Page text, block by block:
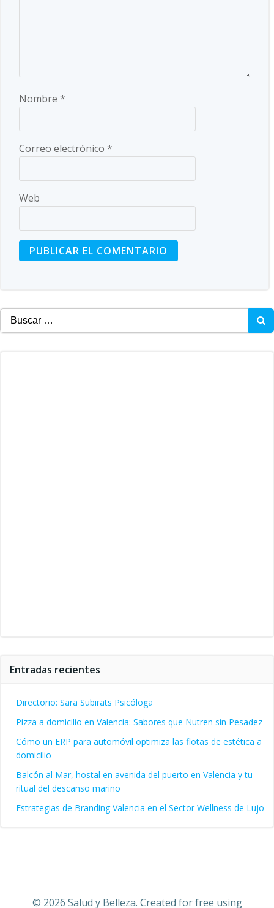
Nombre *
Correo electrónico *
Web
Buscar:
Entradas recientes
Directorio: Sara Subirats Psicóloga
Pizza a domicilio en Valencia: Sabores que Nutren sin Pesadez
Cómo un ERP para automóvil optimiza las flotas de estética a
domicilio
Balcón al Mar, hostal en avenida del puerto en Valencia y tu
ritual del descanso marino
Estrategias de Branding Valencia en el Sector Wellness de Lujo
© 2026 Salud y Belleza. Created for free using